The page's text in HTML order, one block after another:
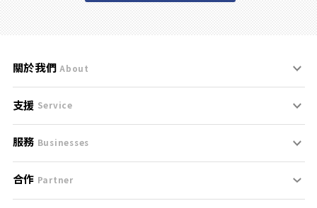
關於我們 About
刊登規範
服務條款
免責聲明
支援 Service
支援中心
聯絡我們
服務 Businesses
什麼是Goo鑑定？
合作 Partner